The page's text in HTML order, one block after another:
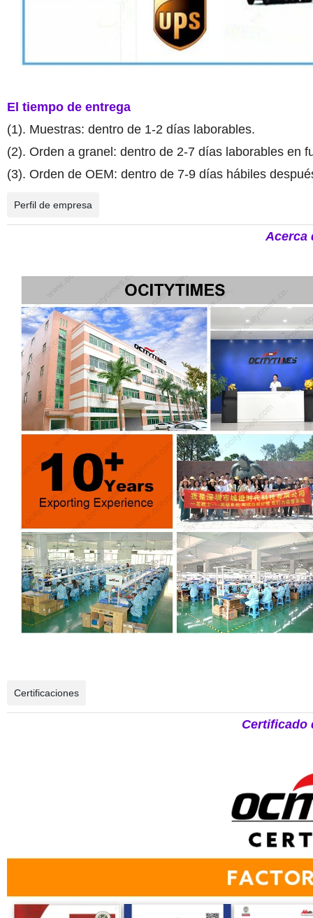
El tiempo de entrega
(1). Muestras: dentro de 1-2 días laborables.
(2). Orden a granel: dentro de 2-7 días laborables en
(3). Orden de OEM: dentro de 7-9 días hábiles
Perfil de empresa
Acerca
Certificaciones
Certificado